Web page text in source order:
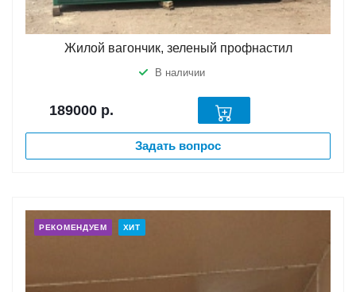
Жилой вагончик, зеленый профнастил
В наличии
189000 р.
Задать вопрос
РЕКОМЕНДУЕМ ХИТ